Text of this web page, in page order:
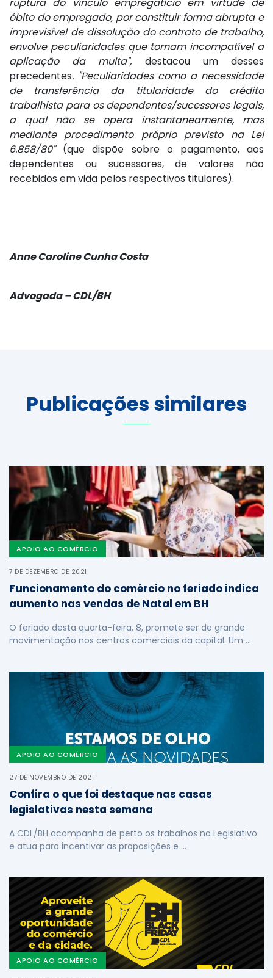
ruptura do vínculo empregatício em virtude de
óbito do empregado, por constituir forma abrupta e
imprevisível de dissolução do contrato de trabalho,
envolve peculiaridades que tornam incompatível a
aplicação da multa", destacou um desses
precedentes. "Peculiaridades como a necessidade
de transferência da titularidade do crédito
trabalhista para os dependentes/sucessores legais,
a qual não se opera instantaneamente, mas
mediante procedimento próprio previsto na Lei
6.858/80" (que dispõe sobre o pagamento, aos
dependentes ou sucessores, de valores não
recebidos em vida pelos respectivos titulares).
Anne Caroline Cunha Costa
Advogada – CDL/BH
Publicações similares
APOIO AO COMÉRCIO
7 DE DEZEMBRO DE 2021
Funcionamento do comércio no feriado indica
aumento nas vendas de Natal em BH
O feriado desta quarta-feira, 8, promete ser de grande
movimentação nos centros comerciais da capital. Um …
APOIO AO COMÉRCIO
27 DE NOVEMBRO DE 2021
Confira o que foi destaque nas casas
legislativas nesta semana
A CDL/BH acompanha de perto os trabalhos no Legislativo
e atua para incentivar as proposições e …
APOIO AO COMÉRCIO